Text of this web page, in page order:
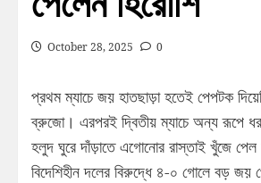
October 28, 2025 0
প্রথম ম্যাচে জয় হাতছাড়া হতেই পেপটক
ব্রুজো। এরপরই দ্বিতীয় ম্যাচে অন্য রূপে
হলুদ ঘুরে দাঁড়াতে এগোনোর রাস্তাই খুঁজে পেল
বিদেশিহীন দলের বিরুদ্ধে ৪-০ গোলে বড় জয়